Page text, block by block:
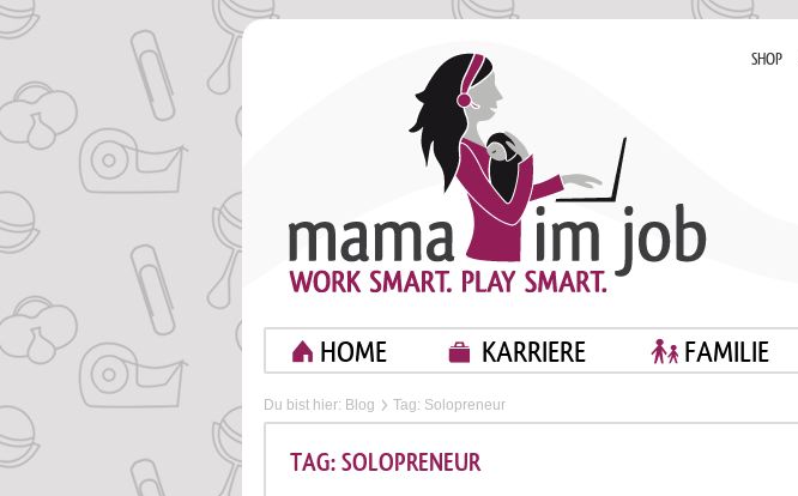
SHOP
HOME KARRIERE FAMILIE
Du bist hier: Blog Tag: Solopreneur
TAG: SOLOPRENEUR